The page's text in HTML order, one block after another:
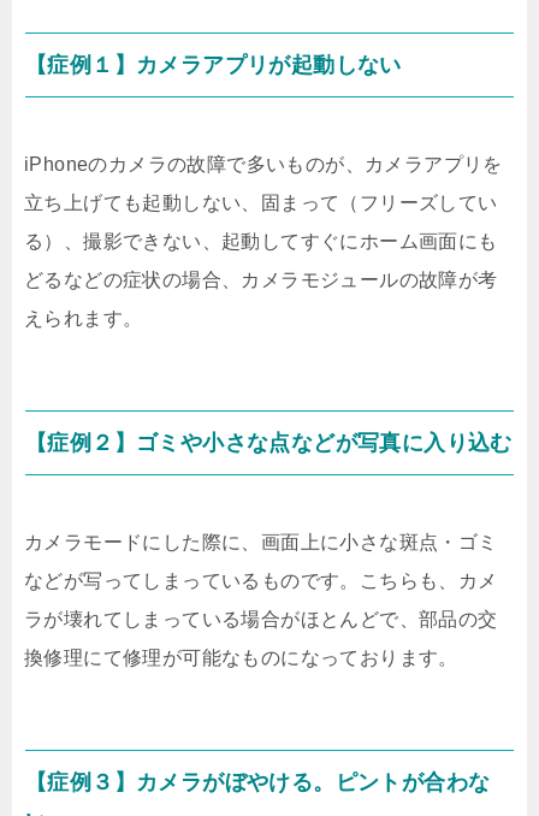
【症例１】カメラアプリが起動しない
iPhoneのカメラの故障で多いものが、カメラアプリを
立ち上げても起動しない、固まって（フリーズしてい
る）、撮影できない、起動してすぐにホーム画面にも
どるなどの症状の場合、カメラモジュールの故障が考
えられます。
【症例２】ゴミや小さな点などが写真に入り込む
カメラモードにした際に、画面上に小さな斑点・ゴミ
などが写ってしまっているものです。こちらも、カメ
ラが壊れてしまっている場合がほとんどで、部品の交
換修理にて修理が可能なものになっております。
【症例３】カメラがぼやける。ピントが合わな